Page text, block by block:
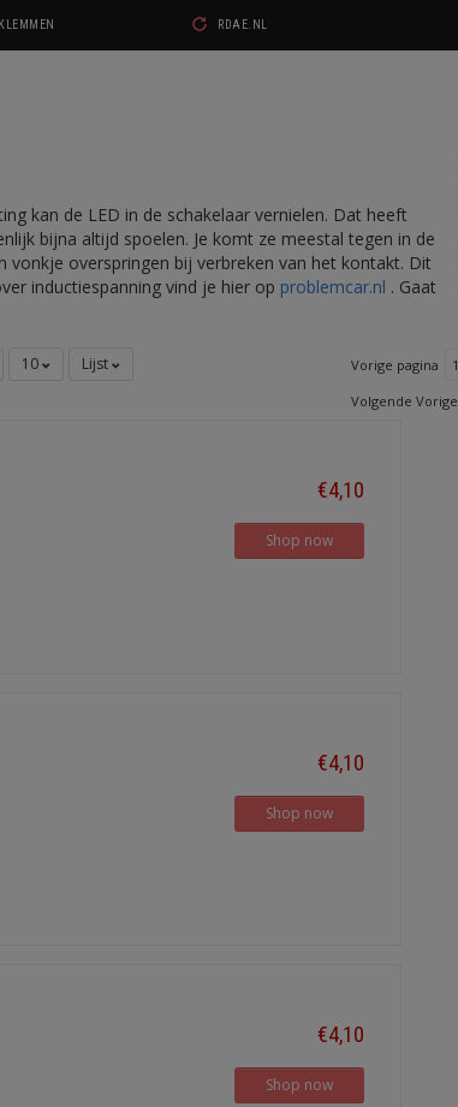
RDAE.NL
kan de LED in de schakelaar vernielen. Dat heeft
bijna altijd spoelen. Je komt ze meestal tegen in de
overspringen bij verbreken van het kontakt. Dit
inductiespanning vind je hier op problemcar.nl . Gaat
10 Lijst Vorige pagina 1
Volgende Vorige
€4,10
Shop now
€4,10
Shop now
€4,10
Shop now